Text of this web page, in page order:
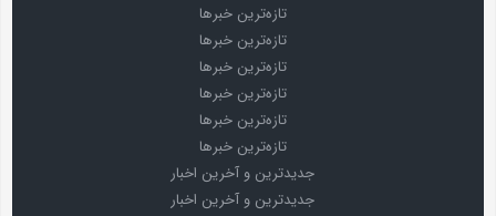
تازه‌ترین خبرها
تازه‌ترین خبرها
تازه‌ترین خبرها
تازه‌ترین خبرها
تازه‌ترین خبرها
تازه‌ترین خبرها
جدیدترین و آخرین اخبار
جدیدترین و آخرین اخبار